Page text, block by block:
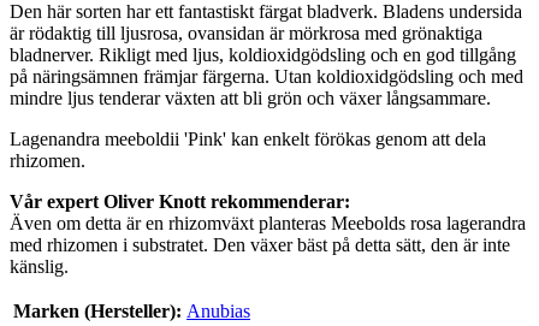
Den här sorten har ett fantastiskt färgat bladverk. Bladens undersida
är rödaktig till ljusrosa, ovansidan är mörkrosa med grönaktiga
bladnerver. Rikligt med ljus, koldioxidgödsling och en god tillgång
på näringsämnen främjar färgerna. Utan koldioxidgödsling och med
mindre ljus tenderar växten att bli grön och växer långsammare.
Lagenandra meeboldii 'Pink' kan enkelt förökas genom att dela
rhizomen.
Vår expert Oliver Knott rekommenderar:
Även om detta är en rhizomväxt planteras Meebolds rosa lagerandra
med rhizomen i substratet. Den växer bäst på detta sätt, den är inte
känslig.
Marken (Hersteller): Anubias